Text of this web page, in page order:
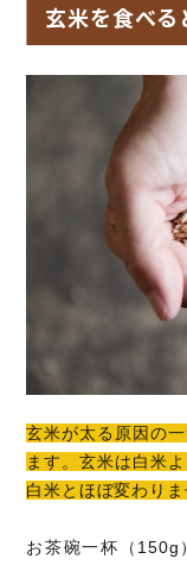
玄米を食べる
玄米が太る原因の
ます。玄米は白米
白米とほぼ変わりま
お茶碗一杯（150g